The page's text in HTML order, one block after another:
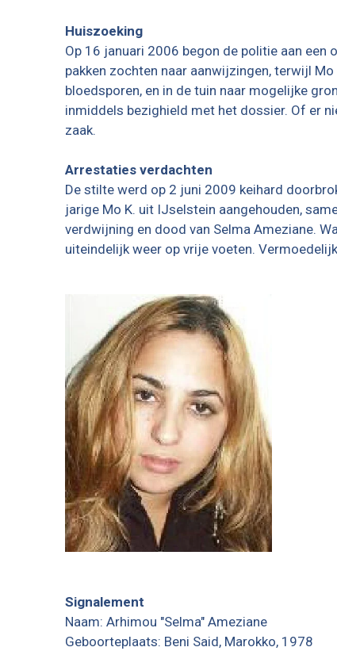
Huiszoeking
Op 16 januari 2006 begon de politie aan een
pakken zochten naar aanwijzingen, terwijl
bloedsporen, en in de tuin naar mogelijke
inmiddels bezighield met het dossier. Of er
zaak.
Arrestaties verdachten
De stilte werd op 2 juni 2009 keihard
jarige Mo K. uit IJselstein aangehouden,
verdwijning en dood van Selma Ameziane.
uiteindelijk weer op vrije voeten.
Signalement
Naam: Arhimou "Selma" Ameziane
Geboorteplaats: Beni Said, Marokko, 1978